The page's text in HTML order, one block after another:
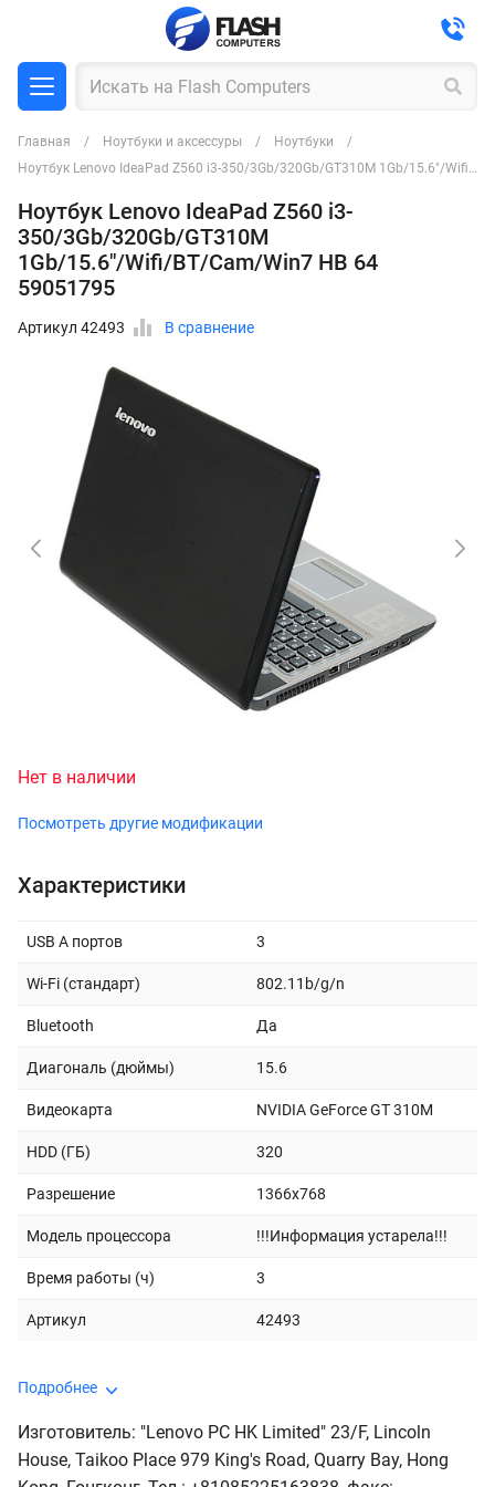
Главная Ноутбуки и аксессуры
Ноутбуки
Ноутбук Lenovo IdeaPad Z560 i3-350/3Gb/320Gb/GT310M 1Gb/15.6"/Wifi/BT/Cam/Win7 HB 64 59051795
Ноутбук Lenovo IdeaPad Z560 i3-
350/3Gb/320Gb/GT310M
1Gb/15.6"/Wifi/BT/Cam/Win7 HB 64
59051795
Артикул 42493 В сравнение
Нет в наличии
Посмотреть другие модификации
Характеристики
USB A портов 3
Wi-Fi (стандарт) 802.11b/g/n
Bluetooth Да
Диагональ (дюймы) 15.6
Видеокарта NVIDIA GeForce GT 310M
HDD (ГБ) 320
Разрешение 1366x768
Модель процессора !!!Информация устарела!!!
Время работы (ч) 3
Артикул 42493
Подробнее
Изготовитель: "Lenovo PC HK Limited" 23/F, Lincoln
House, Taikoo Place 979 King's Road, Quarry Bay, Hong